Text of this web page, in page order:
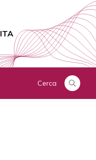
ITA
Cerca